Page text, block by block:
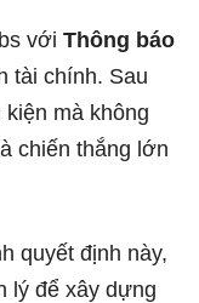
với Thông báo
tài chính. Sau
mà không
chiến thắng lớn
quyết định này,
lý để xây dựng